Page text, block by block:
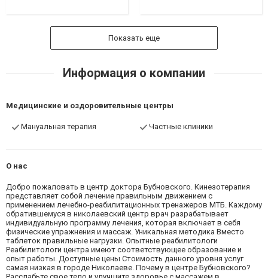
Показать еще
Информация о компании
Медицинские и оздоровительные центры
Мануальная терапия Частные клиники
О нас
Добро пожаловать в центр доктора Бубновского. Кинезотерапия
представляет собой лечение правильным движением с
применением лечебно-реабилитационных тренажеров МТБ. Каждому
обратившемуся в николаевский центр врач разрабатывает
индивидуальную программу лечения, которая включает в себя
физические упражнения и массаж. Уникальная методика Вместо
таблеток правильные нагрузки. Опытные реабилитологи
Реабилитологи центра имеют соответствующее образование и
опыт работы. Доступные цены Стоимость данного уровня услуг
самая низкая в городе Николаеве. Почему в центре Бубновского?